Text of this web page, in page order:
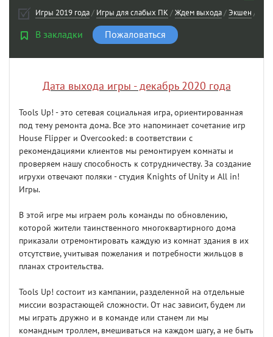
Игры 2019 года/ Игры для слабых ПК/Ждем выхода/Экшен /
В закладки Пожаловаться
Дата выхода игры - декабрь 2020 года
Tools Up! - это сетевая социальная игра, ориентированная
под тему ремонта дома. Все это напоминает сочетание игр
House Flipper и Overcooked: в соответствии с
рекомендациями клиентов мы ремонтируем комнаты и
проверяем нашу способность к сотрудничеству. За создание
игрухи отвечают поляки - студия Knights of Unity и All in!
Игры.
В этой игре мы играем роль команды по обновлению,
которой жители таинственного многоквартирного дома
приказали отремонтировать каждую из комнат здания в их
отсутствие, учитывая пожелания и потребности жильцов в
планах строительства.
Tools Up! состоит из кампании, разделенной на отдельные
миссии возрастающей сложности. От нас зависит, будем ли
мы играть дружно и в команде или станем ли мы
командным троллем, вмешиваться на каждом шагу, а не быть